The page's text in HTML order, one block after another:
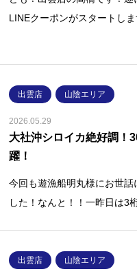
LINEクーポンがスタートし
出雲店 山陰エリア
2026.05.29
大社沖シロイカ絶好調！
躍！
今回も遊漁船明丸様にお世
した！なんと！！一昨日は3
出雲店 山陰エリア